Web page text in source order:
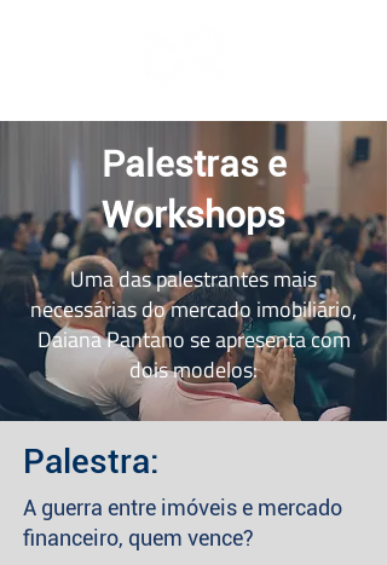
Palestras e
Workshops
Uma das palestrantes mais
necessárias do mercado imobiliário,
Daiana Pantano se apresenta com
dois modelos:
Palestra:
A guerra entre imóveis e mercado
financeiro, quem vence?